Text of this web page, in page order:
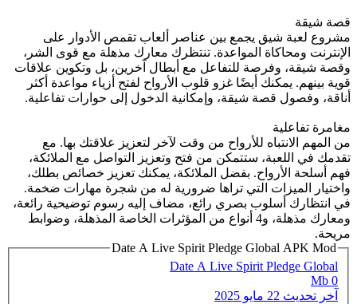
قصة شيقة
مشروع لعبة شيق يجمع بين عناصر ألعاب تقمص الأدوار على
الإنترنت ومحاكاة المواعدة. تنتظرك معارك مذهلة مع قوى الشر،
وقصة شيقة، وفرصة للتفاعل مع أبطال آخرين، بل وتكوين علاقات
قوية بينهم. يمكنك أيضًا غزو قلوب الأرواح لفتح أزياء مواعدة أكثر
أناقة، وفصول قصة شيقة، وإمكانية الدخول إلى حوارات تفاعلية.
مغامرة تفاعلية
من المهم الانتباه للأرواح من وقت لآخر لتعزيز علاقتك بها. مع
تقدمك في اللعبة، ستتمكن من فتح وتعزيز التواصل مع الملائكة،
فهم أسلحة الأرواح. بفضل الملائكة، يمكنك تعزيز خصائص بطلك،
واختيار الميزات التي تراها ضرورية له من شجرة مهارات ضخمة.
في انتظارك أسلوب بصري رائع، مضاف إليه رسوم توضيحية رائعة،
ومعارك مذهلة، و4 أنواع من المؤثرات الخاصة المذهلة، وضوابط
مريحة.
Date A Live Spirit Pledge Global APK Mod
Date A Live Spirit Pledge Global
0 Mb
آخر تحديث 22 مايو 2025